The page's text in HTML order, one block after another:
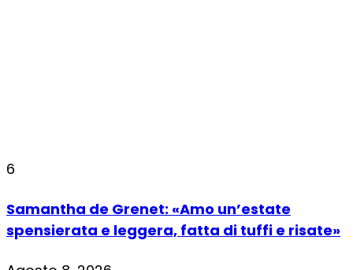
6
Samantha de Grenet: «Amo un’estate
spensierata e leggera, fatta di tuffi e risate»